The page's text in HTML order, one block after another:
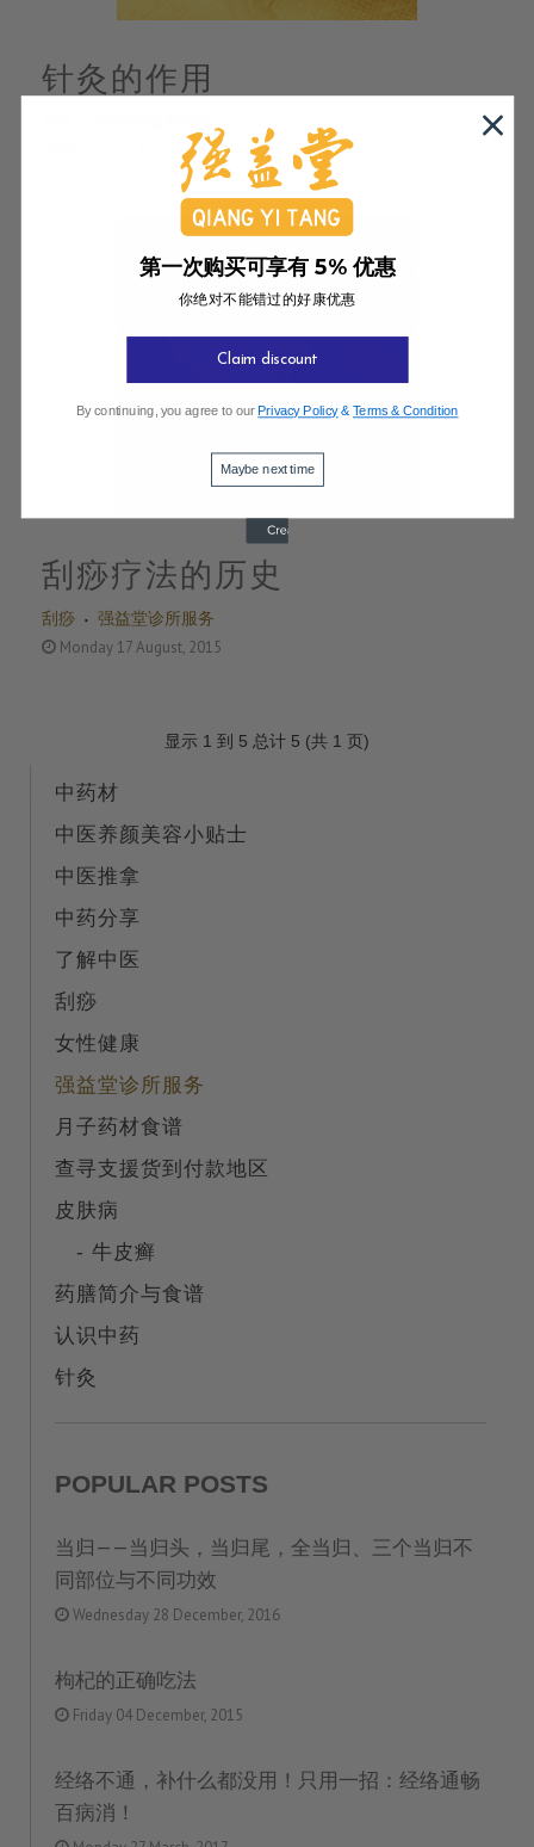
针灸的作用
Monday 17 August, 2015
刮痧 强益堂诊所服务
刮痧疗法的历史
Monday 17 August, 2015
显示 1 到 5 总计 5 (共 1 页)
中药材
中医养颜美容小贴士
中医推拿
中药分享
了解中医
刮痧
女性健康
强益堂诊所服务
月子药材食谱
查寻支援货到付款地区
皮肤病
- 牛皮癣
药膳简介与食谱
认识中药
针灸
POPULAR POSTS
当归——当归头，当归尾，全当归、三个当归不
同部位与不同功效
Wednesday 28 December, 2016
枸杞的正确吃法
Friday 04 December, 2015
经络不通，补什么都没用！只用一招：经络通畅
百病消！
第一次购买可享有 5% 优惠
你绝对不能错过的好康优惠
Claim discount
By continuing, you agree to our Privacy Policy&Terms & Condition
Maybe next time